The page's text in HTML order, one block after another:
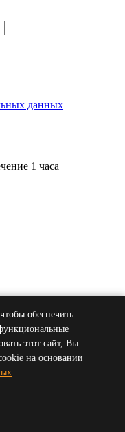
данных
1 часа
обеспечить
этот сайт, Вы
на основании
.